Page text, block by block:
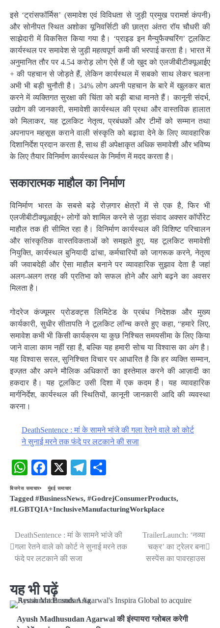
इसे ‘ट्रांसफॉर्मिस’ (समावेश एवं विविधता से जुड़ी प्रमुख परामर्श कंपनी)
और सोनीपत स्थित अशोका यूनिवर्सिटी की छात्रा अंतरा रॉय चौधरी की
साझेदारी में विकसित किया गया है। ‘प्राइड इन मैन्युफैक्चरिंग’ टूलकिट
कार्यस्थल पर समावेश से जुड़ी महत्वपूर्ण कमी की भरपाई करता है। भारत में
अनुमानित तौर पर 4.54 करोड़ लोग ऐसे हैं जो खुद को एलजीबीटीक्यूआईए
+ की पहचान से जोड़ते हैं, लेकिन कार्यस्थल में सबको साथ लेकर चलना
अभी भी बड़ी चुनौती है। 34% लोग अपनी पहचान के बारे में खुलकर बात
करने में व्यक्तिगत सुरक्षा की चिंता को बड़ी बाधा मानते हैं। कानूनी संदर्भ,
उद्योग की जानकारी, समावेशी कार्यस्थल की प्रथा और वास्तविक हालात
को मिलाकर, यह टूलकिट नेतृत्व, प्रबंधकों और टीमों को सम्मान तथा
अपनापन महसूस कराने वाली संस्कृति को बढ़ावा देने के लिए व्यावहारिक
दिशानिर्देश प्रदान करता है, साथ ही अपेक्षाकृत अधिक समावेशी और भविष्य
के लिए तैयार विनिर्माण कार्यस्थल के निर्माण में मदद करता है।
सकारात्मक माहौल का निर्माण
विनिर्माण भारत के सबसे बड़े रोज़गार क्षेत्रों में से एक है, फिर भी
एलजीबीटीक्यूआईए+ लोगों को शामिल करने से जुड़ा संवाद अक्सर कॉर्पोरेट
माहौल तक ही सीमित रहा है। विनिर्माण कार्यस्थल की विशिष्ट परिचालन
और सांस्कृतिक वास्तविकताओं को समझते हुए, यह टूलकिट समावेशी
नियुक्ति, कार्यस्थल बुनियादी ढांचा, कर्मचारियों को जागरूक करने, नेतृत्व
की जवाबदेही और ऐसा माहौल बनाने पर व्यावहारिक सुझाव देता है जहां
अलग-अलग तरह की प्रतिभा को सफल होने और आगे बढ़ने का अवसर
मिलता है।
गोदरेज कंज्यूमर प्रोडक्ट्स लिमिटेड के प्रबंध निदेशक और मुख्य
कार्यकारी, सुधीर सीतापति ने टूलकिट लॉन्च करते हुए कहा, “हमारे लिए,
समावेश कभी भी किसी कार्यक्रम या कुछ निश्चित समयसीमा के लिए किया
जाने वाला काम नहीं रहा है, बल्कि यह हमारी सोच या विश्वास का अंग है।
यह विश्वास सरल, सुनिश्चित विचार पर आधारित है कि हर व्यक्ति सम्मान,
इज्ज़त और अपने मौलिक अधिकारों का इस्तेमाल करने की आज़ादी का
हकदार है। यह टूलकिट उसी दिशा में एक कदम है। यह व्यावहारिक
मार्गनिर्देश, कार्यस्थल की स्थितियों, कानूनी जानकारी आ​दि की व्यवस्था
करना।
DeathSentence : मां के सामने भांजे की गला रेतने वाले को कोर्ट
ने सुनाई मरने तक फंदे पर लटकाने की सजा
WhatsApp
Facebook
X Telegram
बिजनेस समाचार मुंबई समाचार
Tagged #BusinessNews, #GodrejConsumerProducts,
#LGBTQIA+InclusiveManufacturingWorkplace
Post
navigation
DeathSentence : मां के सामने भांजे की
गला रेतने वाले को कोर्ट ने सुनाई मरने तक
फंदे पर लटकाने की सजा
TrailerLaunch: ‘नव्या
चक्र’ का ट्रेलर बना
सस्पेंस का पावरहाउस
यह भी पढ़ें
Ayush Madhusudan Agarwal की इंस्पायरा ग्लोबल करेगी